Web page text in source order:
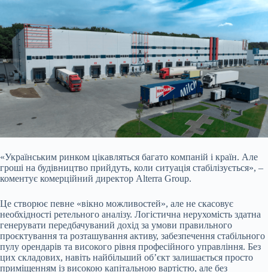
«Українським ринком цікавляться багато компаній і країн. Але
гроші на будівництво прийдуть, коли ситуація стабілізується», –
коментує комерційний директор Alterra Group.
Це створює певне «вікно можливостей», але не скасовує
необхідності ретельного аналізу. Логістична нерухомість здатна
генерувати передбачуваний дохід за умови правильного
проєктування та розташування активу, забезпечення стабільного
пулу орендарів та високого рівня професійного управління. Без
цих складових, навіть найбільший об’єкт залишається просто
приміщенням із високою капітальною вартістю, але без